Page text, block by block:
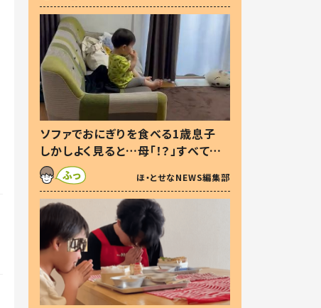
ソファでおにぎりを食べる1歳息子
しかしよく見ると…母「！？」すべてを
察した母の投稿に「可愛いから許
す！」「現行犯〜」
ほ・とせなNEWS編集部